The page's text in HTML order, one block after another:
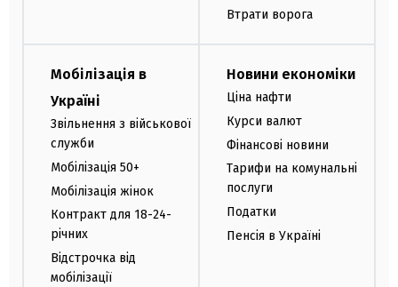
Втрати ворога
Мобілізація в
Україні
Звільнення з військової
служби
Мобілізація 50+
Мобілізація жінок
Контракт для 18-24-
річних
Відстрочка від
мобілізації
Новини економіки
Ціна нафти
Курси валют
Фінансові новини
Тарифи на комунальні
послуги
Податки
Пенсія в Україні